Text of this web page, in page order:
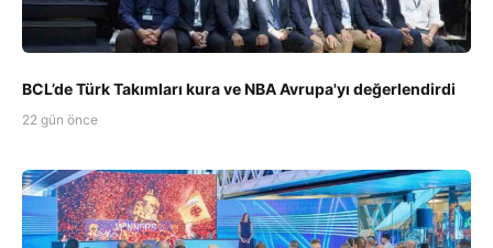
BCL’de Türk Takımları kura ve NBA Avrupa'yı değerlendirdi
22 gün önce